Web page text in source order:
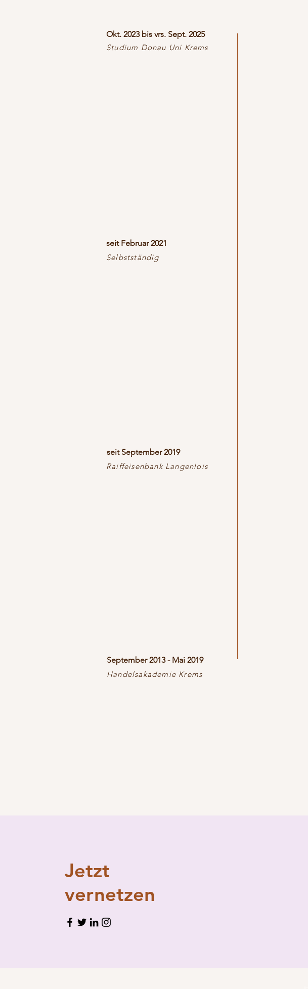
Okt. 2023 bis vrs. Sept. 2025
Studium Donau Uni Krems
seit Februar 2021
Selbstständig
seit September 2019
Raiffeisenbank Langenlois
September 2013 - Mai 2019
Handelsakademie Krems
Jetzt
vernetzen